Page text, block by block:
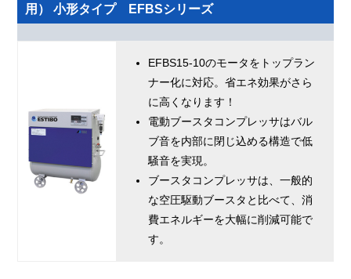
用） 小形タイプ EFBSシリーズ
EFBS15-10のモータをトップラン
ナー化に対応。省エネ効果がさら
に高くなります！
電動ブースタコンプレッサはバル
ブ音を内部に閉じ込める構造で低
騒音を実現。
ブースタコンプレッサは、一般的
な空圧駆動ブースタと比べて、消
費エネルギーを大幅に削減可能で
す。